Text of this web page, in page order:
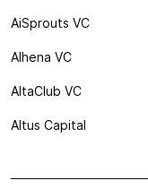
AiSprouts VC
Alhena VC
AltaClub VC
Altus Capital